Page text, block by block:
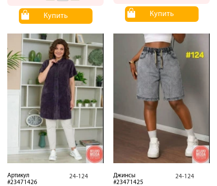
Купить Купить
Артикул
#23471426
24-124
Джинсы
#23471425
24-124